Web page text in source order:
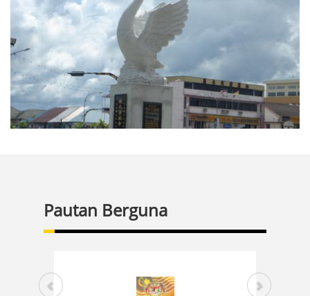
Pautan Berguna